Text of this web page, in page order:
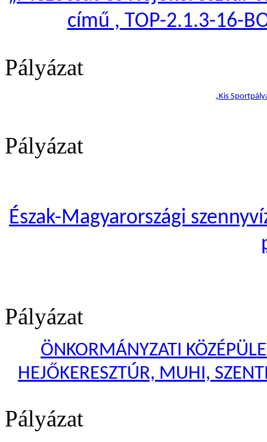
című , TOP-2.1.3-16-
Pályázat
„Kis
Pályázat
Észak-Magyarországi
Pályázat
ÖNKORMÁNYZATI
HEJŐKERESZTÚR, MUHI,
Pályázat